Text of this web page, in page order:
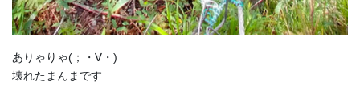
ありゃりゃ(；・∀・)
壊れたまんまです